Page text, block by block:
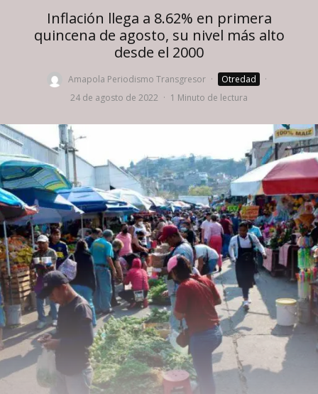
Inflación llega a 8.62% en primera
quincena de agosto, su nivel más alto
desde el 2000
Amapola Periodismo Transgresor · Otredad
·
24 de agosto de 2022 · 1 Minuto de lectura